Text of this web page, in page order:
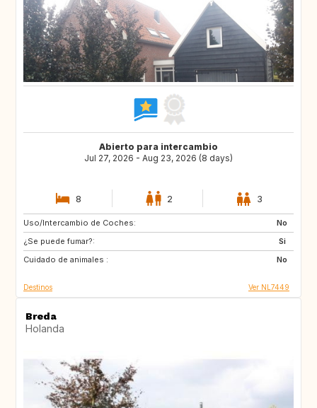
Abierto para intercambio
Jul 27, 2026 - Aug 23, 2026 (8 days)
8 2 3
Uso/Intercambio de Coches:
No
¿Se puede fumar?:
Si
Cuidado de animales :
No
SE
IT
CH
Destinos Ver NL7449
Breda
Holanda